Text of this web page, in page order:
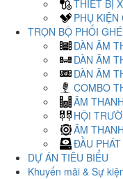
THIẾT BỊ
PHỤ KIỆN
TRỌN BỘ PHỐI
DÀN ÂM
DÀN ÂM
DÀN ÂM
COMBO
ÂM
HỘI
ÂM
ĐẦU
DỰ ÁN TIÊU BIỂU
Khuyến mãi & Sự